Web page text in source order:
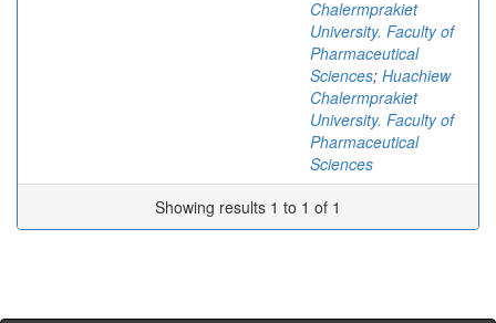
Chalermprakiet
University. Faculty of
Pharmaceutical
Sciences; Huachiew
Chalermprakiet
University. Faculty of
Pharmaceutical
Sciences
Showing results 1 to 1 of 1